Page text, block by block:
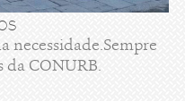
necessidade.Sempre
da CONURB.